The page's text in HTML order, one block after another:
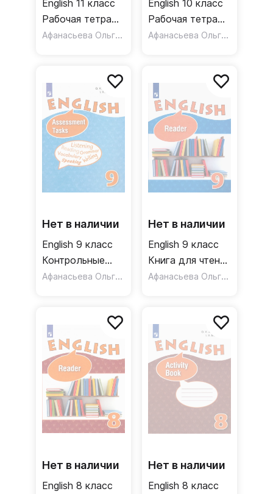
English 11 класс
Рабочая тетрадь
Углубленный
Афанасьева Ольга Васильевна
English 10 класс
Рабочая тетрадь
Углубленный
Афанасьева Ольга Васильевна
Нет в наличии
English 9 класс
Контрольные
задания. ФГОС Афанасьева Ольга Васильевна
Нет в наличии
English 9 класс
Книга для чтения
Углубленный
Афанасьева Ольга Васильевна
Нет в наличии
English 8 класс
Нет в наличии
English 8 класс